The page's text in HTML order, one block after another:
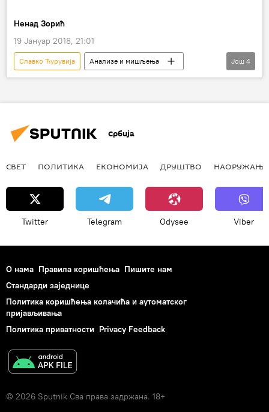
Ненад Зорић
19 Јануар 2018, 21:01
Славко Ћурувија
Анализе и мишљења
Колумнисти
Србија
принципи
Још 4
Србија
СВЕТ ПОЛИТИКА ЕКОНОМИЈА ДРУШТВО НАОРУЖАЊЕ
Twitter Telegram Odysee Viber
О нама Правила коришћења Пишите нам
Стандарди заједнице
Политика коришћења колачића и аутоматског
пријављивања
Политика приватности Privacy Feedback
© 2026 Sputnik Сва права задржана. 18+